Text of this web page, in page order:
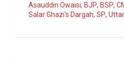
Asauddin Owaisi, BJP, BSP,
Salar Ghazi's Dargah, SP,